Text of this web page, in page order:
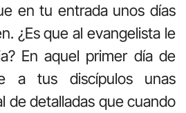
en tu entrada unos días
¿Es que al evangelista le
En aquel primer día de
a tus discípulos unas
de detalladas que cuando